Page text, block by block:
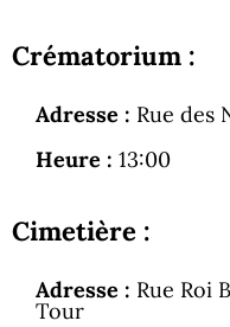
Crématorium :
Adresse : Rue des
Heure : 13:00
Cimetière :
Adresse : Rue Roi
Tour